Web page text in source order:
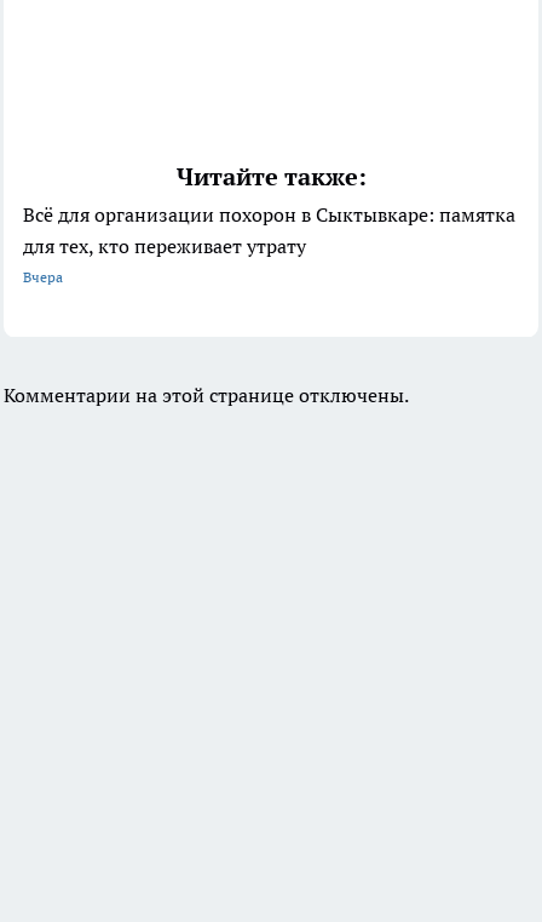
Читайте также:
Всё для организации похорон в Сыктывкаре: памятка
для тех, кто переживает утрату
Вчера
Комментарии на этой странице отключены.